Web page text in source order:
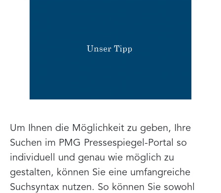
Um Ihnen die Möglichkeit zu geben, Ihre
Suchen im PMG Pressespiegel-Portal so
individuell und genau wie möglich zu
gestalten, können Sie eine umfangreiche
Suchsyntax nutzen. So können Sie sowohl